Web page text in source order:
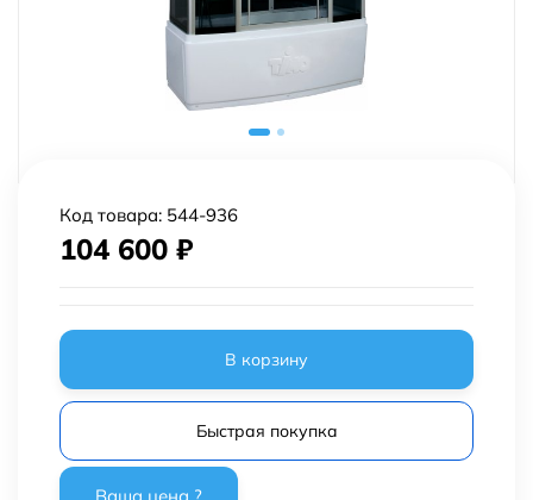
Код товара: 544-936
104 600 ₽
В корзину
Быстрая покупка